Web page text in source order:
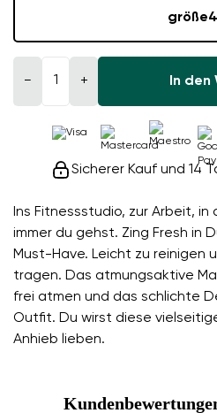
Ins Fitnessstudio, zur Arbeit,
immer du gehst. Zing Fresh in
Must-Have. Leicht zu reinigen
tragen. Das atmungsaktive
frei atmen und das schlichte
Outfit. Du wirst diese
Anhieb lieben.
größe
− + In den
Sicherer Kauf und 14